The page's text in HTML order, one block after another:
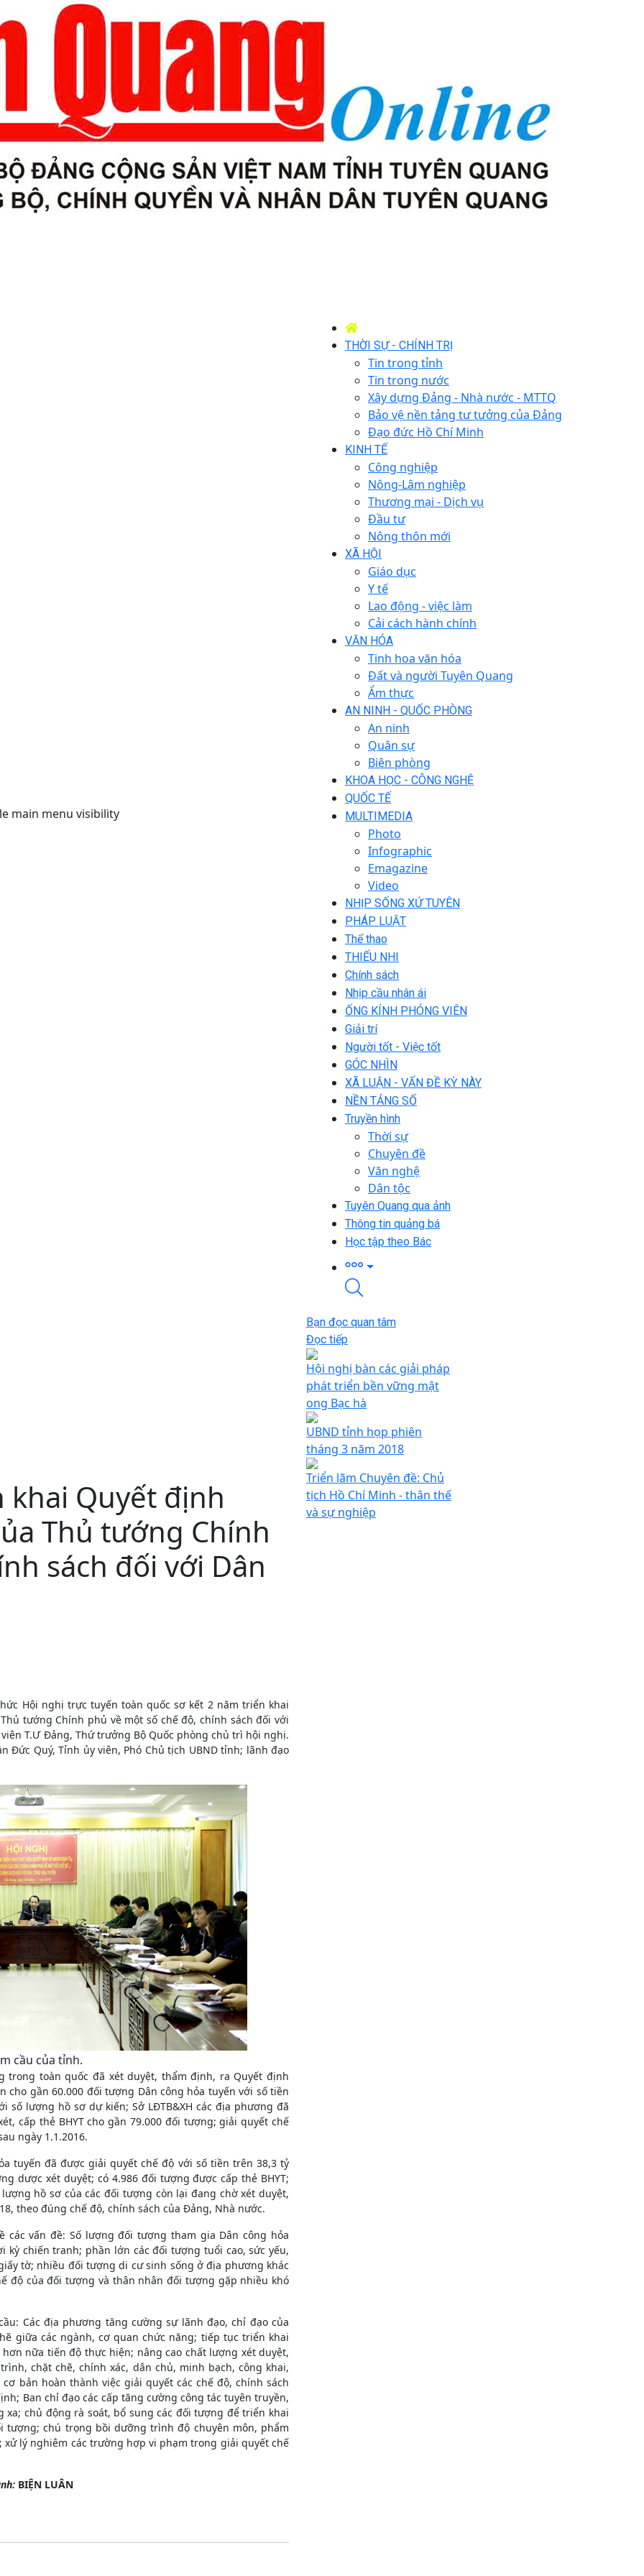
main menu visibility
THỜI SỰ - CHÍNH TRỊ
Tin trong tỉnh
Tin trong nước
Xây dựng Đảng - Nhà nước - MTTQ
Bảo vệ nền tảng tư tưởng của Đảng
Đạo đức Hồ Chí Minh
KINH TẾ
Công nghiệp
Nông-Lâm nghiệp
Thương mại - Dịch vụ
Đầu tư
Nông thôn mới
XÃ HỘI
Giáo dục
Y tế
Lao động - việc làm
Cải cách hành chính
VĂN HÓA
Tinh hoa văn hóa
Đất và người Tuyên Quang
Ẩm thực
AN NINH - QUỐC PHÒNG
An ninh
Quân sự
Biên phòng
KHOA HỌC - CÔNG NGHỆ
QUỐC TẾ
MULTIMEDIA
Photo
Infographic
Emagazine
Video
NHỊP SỐNG XỨ TUYÊN
PHÁP LUẬT
Thể thao
THIẾU NHI
Chính sách
Nhịp cầu nhân ái
ỐNG KÍNH PHÓNG VIÊN
Giải trí
Người tốt - Việc tốt
GÓC NHÌN
XÃ LUẬN - VẤN ĐỀ KỲ NÀY
NỀN TẢNG SỐ
Truyền hình
Thời sự
Chuyên đề
Văn nghệ
Dân tộc
Tuyên Quang qua ảnh
Thông tin quảng bá
Học tập theo Bác
khai Quyết định
Thủ tướng Chính
sách đối với Dân
Hội nghị trực tuyến toàn quốc sơ kết 2 năm triển khai
tướng Chính phủ về một số chế độ, chính sách đối với
T.Ư Đảng, Thứ trưởng Bộ Quốc phòng chủ trì hội nghị.
Đức Quý, Tỉnh ủy viên, Phó Chủ tịch UBND tỉnh; lãnh đạo
cầu của tỉnh.
trong toàn quốc đã xét duyệt, thẩm định, ra Quyết định
cho gần 60.000 đối tượng Dân công hỏa tuyến với số tiền
số lượng hồ sơ dự kiến; Sở LĐTB&XH các địa phương đã
cấp thẻ BHYT cho gần 79.000 đối tượng; giải quyết chế
ngày 1.1.2016.
tuyến đã được giải quyết chế độ với số tiền trên 38,3 tỷ
dược xét duyệt; có 4.986 đối tượng được cấp thẻ BHYT;
hồ sơ của các đối tượng còn lại đang chờ xét duyệt,
theo đúng chế độ, chính sách của Đảng, Nhà nước.
vấn đề: Số lượng đối tượng tham gia Dân công hỏa
chiến tranh; phần lớn các đối tượng tuổi cao, sức yếu,
tờ; nhiều đối tượng di cư sinh sống ở địa phương khác
độ của đối tượng và thân nhân đối tượng gặp nhiều khó
Các địa phương tăng cường sự lãnh đạo, chỉ đạo của
giữa các ngành, cơ quan chức năng; tiếp tục triển khai
nữa tiến độ thực hiện; nâng cao chất lượng xét duyệt,
chặt chẽ, chính xác, dân chủ, minh bạch, công khai,
bản hoàn thành việc giải quyết các chế độ, chính sách
Ban chỉ đạo các cấp tăng cường công tác tuyên truyền,
chủ động rà soát, bổ sung các đối tượng để triển khai
tượng; chú trọng bồi dưỡng trình độ chuyên môn, phẩm
xử lý nghiêm các trường hợp vi phạm trong giải quyết chế
BIỆN LUÂN
Bạn đọc quan tâm
Đọc tiếp
Hội nghị bàn các giải pháp
phát triển bền vững mật
ong Bạc hà
UBND tỉnh họp phiên
tháng 3 năm 2018
Triển lãm Chuyên đề: Chủ
tịch Hồ Chí Minh - thân thế
và sự nghiệp